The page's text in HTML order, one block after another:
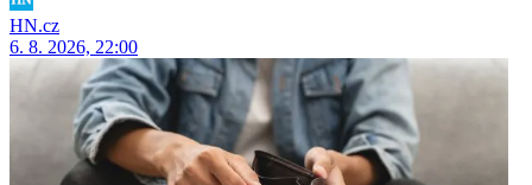
HN.cz
6. 8. 2026, 22:00